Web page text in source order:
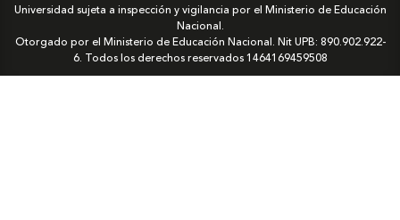
Universidad sujeta a inspección y vigilancia por el Ministerio de Educación
Nacional.
Otorgado por el Ministerio de Educación Nacional. Nit UPB: 890.902.922-
6. Todos los derechos reservados1464169459508